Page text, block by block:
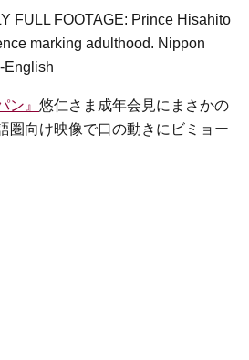
FULL FOOTAGE: Prince Hisahito
marking adulthood. Nippon
English
ン』 悠仁さま成年会見にまさかの
圏向け映像で口の動きにビミョー